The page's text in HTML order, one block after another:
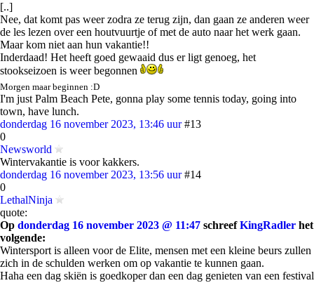
[..]
Nee, dat komt pas weer zodra ze terug zijn, dan gaan ze anderen weer
de les lezen over een houtvuurtje of met de auto naar het werk gaan.
Maar kom niet aan hun vakantie!!
Inderdaad! Het heeft goed gewaaid dus er ligt genoeg, het
stookseizoen is weer begonnen
Morgen maar beginnen :D
I'm just Palm Beach Pete, gonna play some tennis today, going into
town, have lunch.
donderdag 16 november 2023, 13:46 uur #13
0
Newsworld
Wintervakantie is voor kakkers.
donderdag 16 november 2023, 13:56 uur #14
0
LethalNinja
quote:
Op donderdag 16 november 2023 @ 11:47 schreefKingRadler het
volgende:
Wintersport is alleen voor de Elite, mensen met een kleine beurs zullen
zich in de schulden werken om op vakantie te kunnen gaan.
Haha een dag skiën is goedkoper dan een dag genieten van een festival